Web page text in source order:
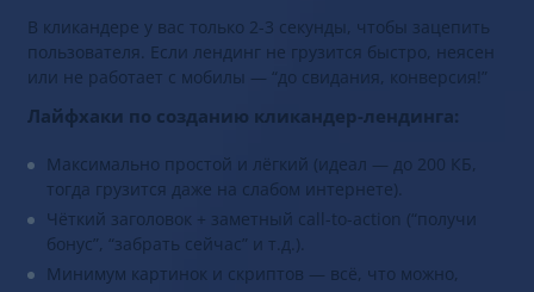
В кликандере у вас только 2-3 секунды, чтобы зацепить
пользователя. Если лендинг не грузится быстро, неясен
или не работает с мобилы — “до свидания, конверсия!”
Лайфхаки по созданию кликандер-лендинга:
Максимально простой и лёгкий (идеал — до 200 КБ,
тогда грузится даже на слабом интернете).
Чёткий заголовок + заметный call-to-action (“получи
бонус”, “забрать сейчас” и т.д.).
Минимум картинок и скриптов — всё, что можно,